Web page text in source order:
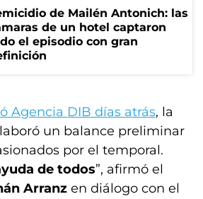
de Mailén Antonich: las
de un hotel captaron
el episodio con gran
Agencia DIB días atrás, la
un balance preliminar
por el temporal.
de todos”, afirmó el
Arranz en diálogo con el